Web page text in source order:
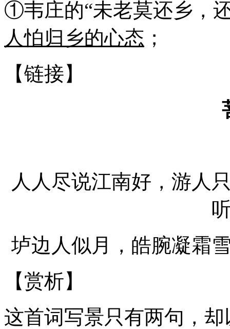
①韦庄的“未老莫还乡，
人怕归乡的心态 ；
【链接】
人人尽说江南好，游人
垆边人似月，皓腕凝霜
【赏析】
这首词写景只有两句，